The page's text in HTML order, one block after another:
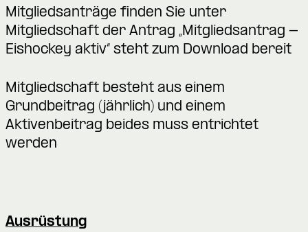
Mitgliedsanträge finden Sie unter
Mitgliedschaft der Antrag „Mitgliedsantrag -
Eishockey aktiv“ steht zum Download bereit
Mitgliedschaft besteht aus einem
Grundbeitrag (jährlich) und einem
Aktivenbeitrag beides muss entrichtet
werden
Ausrüstung